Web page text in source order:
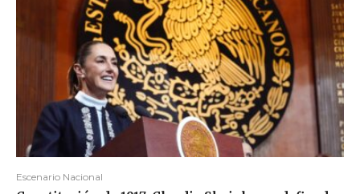
Escenario Nacional